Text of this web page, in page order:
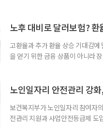
사들이 내세우는 퇴직연금 수익률
노후 대비로 달러보험?
고환율과 추가 환율 상승 기대감
을 얻기 위한 금융 상품이 아니라
집계됐다. 전년 동기 판매량인 2만
노인일자리 안전관리 강
보건복지부가 노인일자리 참여자
전관리 지원과 사업안전등급제 도